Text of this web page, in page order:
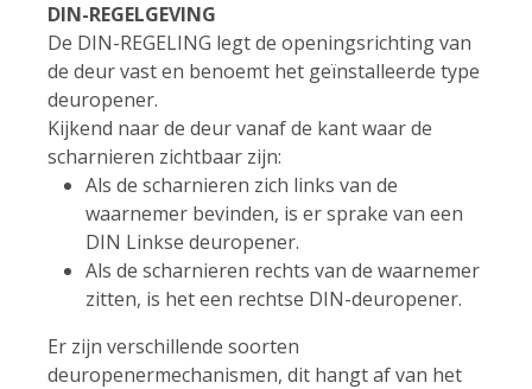
DIN-REGELGEVING
De DIN-REGELING legt de openingsrichting van
de deur vast en benoemt het geïnstalleerde type
deuropener.
Kijkend naar de deur vanaf de kant waar de
scharnieren zichtbaar zijn:
Als de scharnieren zich links van de
waarnemer bevinden, is er sprake van een
DIN Linkse deuropener.
Als de scharnieren rechts van de waarnemer
zitten, is het een rechtse DIN-deuropener.
Er zijn verschillende soorten
deuropenermechanismen, dit hangt af van het